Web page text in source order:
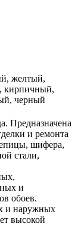
желтый,
кирпичный,
черный
Предназначена
и ремонта
шифера,
стали,
и
обоев.
и наружных
высокой